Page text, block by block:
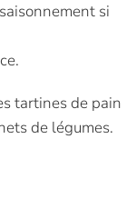
si
tartines de pain
de légumes.